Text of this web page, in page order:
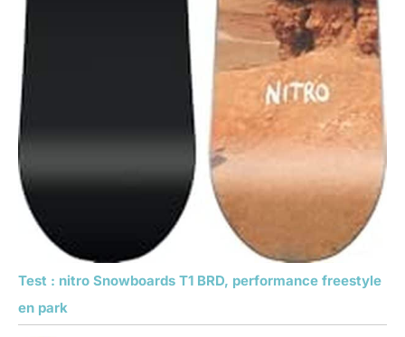
Test : nitro Snowboards T1 BRD, performance freestyle
en park